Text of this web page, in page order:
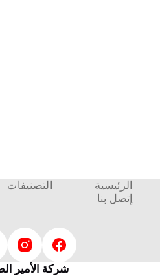
الرئيسية التصنيفات
إتصل بنا
شركة الأمير